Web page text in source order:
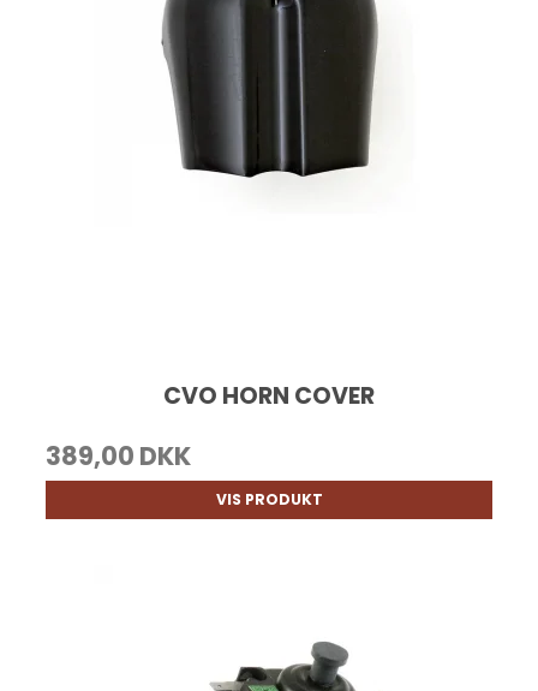
CVO HORN COVER
389,00 DKK
VIS PRODUKT